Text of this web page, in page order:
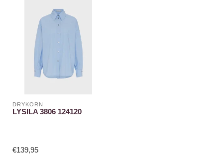
DRYKORN
LYSILA 3806 124120
€139,95